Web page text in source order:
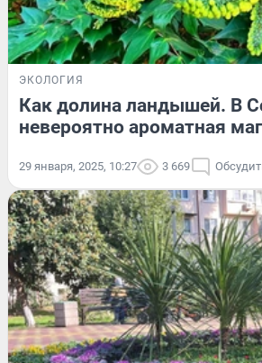
ЭКОЛОГИЯ
Как долина ландышей. В
невероятно ароматная
29 января, 2025, 10:27 3 669